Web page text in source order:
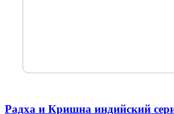
Радха и Кришна индийский